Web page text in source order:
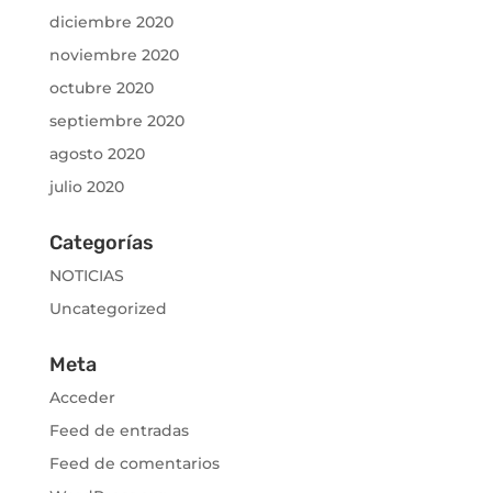
diciembre 2020
noviembre 2020
octubre 2020
septiembre 2020
agosto 2020
julio 2020
Categorías
NOTICIAS
Uncategorized
Meta
Acceder
Feed de entradas
Feed de comentarios